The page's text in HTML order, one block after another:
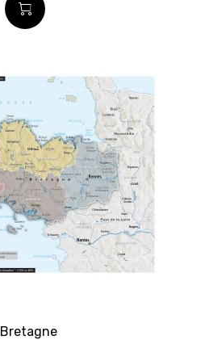
Bretagne